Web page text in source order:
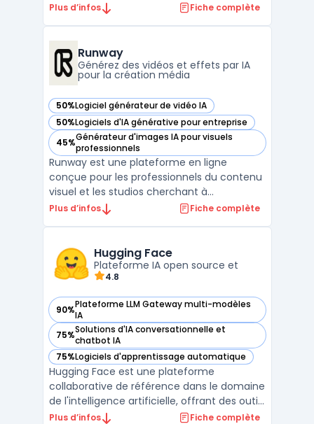
limiter la fragmentation des systèmes et
réunit bases de données, outils d’analyse
avancée et ...
Plus d’infos Fiche complète
Runway
Générez des vidéos et effets par IA
pour la création média
50%Logiciel générateur de vidéo IA
— voir Runway dans cette catégorie
50%Logiciels d'IA générative pour entreprise
— voir Runway dans cette catégorie
45%Générateur d'images IA pour visuels
professionnels
— voir Runway dans cette catégorie
Runway est une plateforme en ligne
conçue pour les professionnels du contenu
visuel et les studios cherchant à
automatiser la création audiovisuelle. Cette
vidéos, effets spéciaux et contenus
simulés, sans l'utilisation ...
Plus d’infos Fiche complète
Hugging Face
Plateforme IA open source et
4.8
90%Plateforme LLM Gateway multi-modèles
IA
— voir Hugging Face dans cette catégorie
75%Solutions d'IA conversationnelle et
chatbot IA
— voir Hugging Face dans cette catégorie
75%Logiciels d'apprentissage automatique
— voir Hugging Face dans cette catégorie
Hugging Face est une plateforme
collaborative de référence dans le domaine
de l'intelligence artificielle, offrant des outils
et des modèles avancés pour des
Plus d’infos Fiche complète